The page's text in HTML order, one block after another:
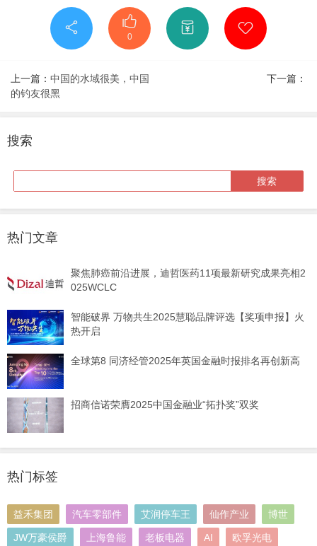
0
上一篇： 中国的水域很美，中国
的钓友很黑
下一篇：
搜索
热门文章
聚焦肺癌前沿进展，迪哲医药11项最新研究成果亮相2
025WCLC
智能破界 万物共生2025慧聪品牌评选【奖项申报】火
热开启
全球第8 同济经管2025年英国金融时报排名再创新高
招商信诺荣膺2025中国金融业“拓扑奖”双奖
热门标签
益禾集团 汽车零部件 艾润停车王 仙作产业 博世
JW万豪侯爵 上海鲁能 老板电器 AI 欧孚光电